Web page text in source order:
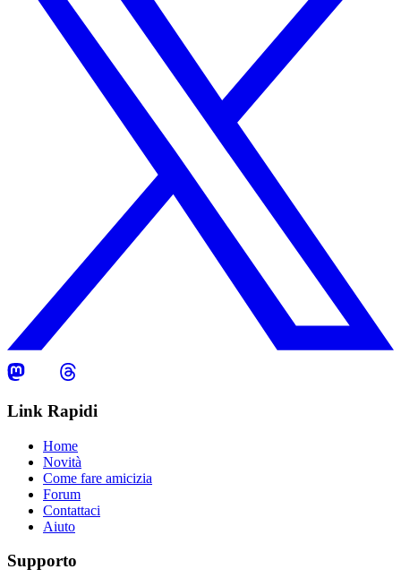
Link Rapidi
Home
Novità
Come fare amicizia
Forum
Contattaci
Aiuto
Supporto